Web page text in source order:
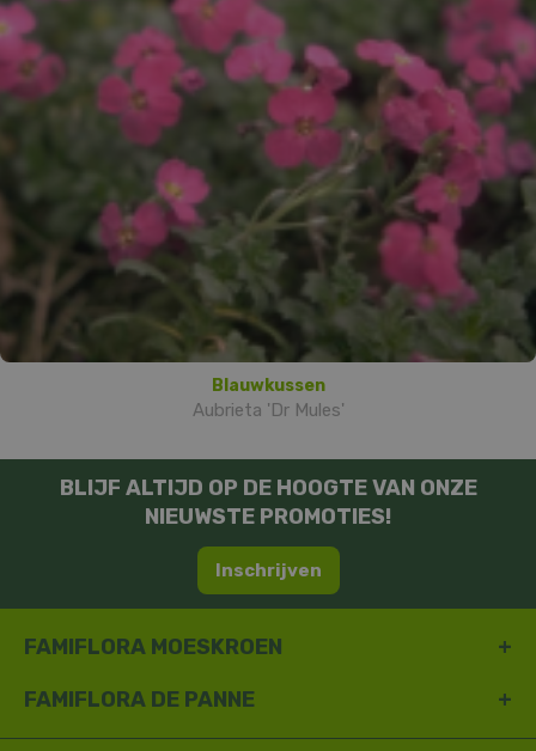
Blauwkussen
Aubrieta 'Dr Mules'
BLIJF ALTIJD OP DE HOOGTE VAN ONZE
NIEUWSTE PROMOTIES!
Inschrijven
FAMIFLORA MOESKROEN
FAMIFLORA DE PANNE